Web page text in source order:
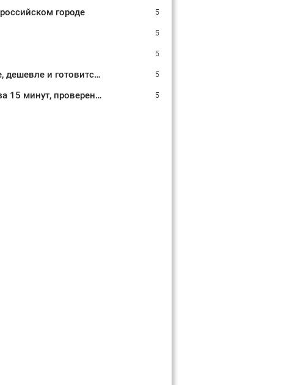
5
городе
5
5
5
Курицу и свинину больше не покупаю: выбираю мясо, которое полезнее, дешевле и готовится за 30 минут
5
Химия не нужна, все уже есть на кухне: как очистить чайник от накипи за 15 минут, проверенные способы